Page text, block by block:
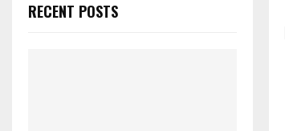
RECENT POSTS